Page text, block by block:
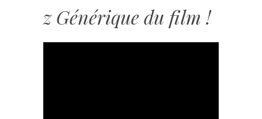
COLLECTIF
TORSION
Expressions
z Générique du film !